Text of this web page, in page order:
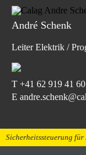
Hydraulik für LKW
Futuricum LKW Mit
Elektro Scania mit
Sicherheitssteuerung
Sicherheitssteuerung
André Schenk
Leiter Elektrik /
T +41 62 919 41 60
E